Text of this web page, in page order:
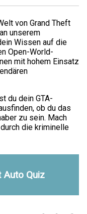
von Grand Theft
unserem
Wissen auf die
Open-World-
mit hohem Einsatz
du dein GTA-
ob du das
zu sein. Mach
die kriminelle
Auto Quiz